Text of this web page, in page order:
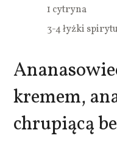
1 cytryna
3-4 łyżki
kremem,
chrupiącą